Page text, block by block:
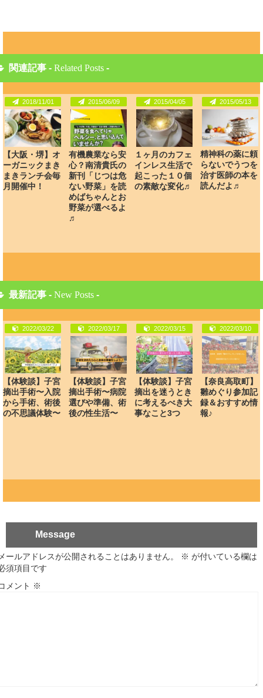
関連記事 - Related Posts -
2018/11/01
【大阪・堺】オ
ーガニックまき
まきランチ会毎
月開催中！
2015/06/09
有機農業なら安
心？南清貴氏の
新刊「じつは危
ない野菜」を読
めばちゃんとお
野菜が選べるよ
♬
2015/04/05
１ヶ月のカフェ
インレス生活で
起こった１０個
の素敵な変化♬
2015/05/13
精神科の薬に頼
らないでうつを
治す医師の本を
読んだよ♬
最新記事 - New Posts -
2022/03/22
【体験談】子宮
摘出手術〜入院
から手術、術後
の不思議体験〜
2022/03/17
【体験談】子宮
摘出手術〜病院
選びや準備、術
後の性生活〜
2022/03/15
【体験談】子宮
摘出を迷うとき
に考えるべき大
事なこと3つ
2022/03/10
【奈良高取町】
雛めぐり参加記
録＆おすすめ情
報♪
Message
ールアドレスが公開されることはありません。 ※ が付いている欄は
須項目です
メント ※